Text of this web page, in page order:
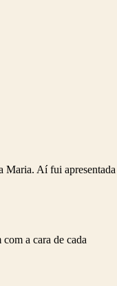
Maria. Aí fui apresentada
a cara de cada